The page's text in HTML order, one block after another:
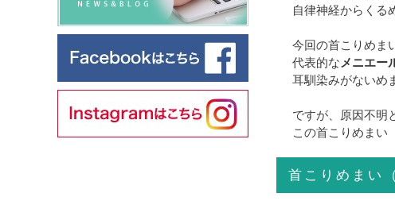
自律神経からくる
今回の首こりめま
代表的な メニエー
耳馴染みがないめ
ですが、原因不明
この首こりめまい
首こりめまい